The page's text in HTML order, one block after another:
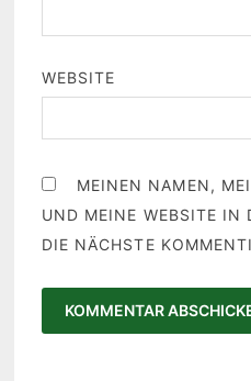
WEBSITE
MEINEN NAMEN,
UND MEINE WEBSITE IN
DIE NÄCHSTE